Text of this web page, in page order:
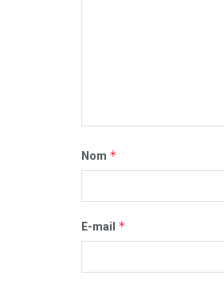
Nom *
E-mail *